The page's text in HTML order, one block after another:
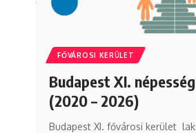
FŐVÁROSI KERÜLET
Budapest XI.
(2020 – 2026)
Budapest XI. fővárosi kerület